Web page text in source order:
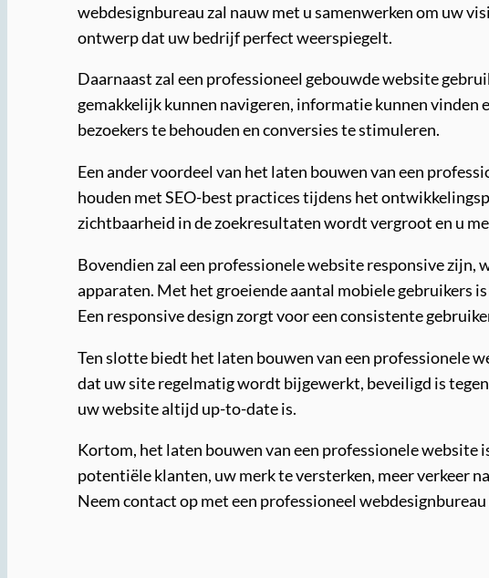
webdesignbureau zal nauw met u samenwerken om uw
ontwerp dat uw bedrijf perfect weerspiegelt.
Daarnaast zal een professioneel gebouwde website
gemakkelijk kunnen navigeren, informatie kunnen vinden
bezoekers te behouden en conversies te stimuleren.
Een ander voordeel van het laten bouwen van een
houden met SEO-best practices tijdens het
zichtbaarheid in de zoekresultaten wordt vergroot en u
Bovendien zal een professionele website responsive
apparaten. Met het groeiende aantal mobiele gebruikers
Een responsive design zorgt voor een consistente
Ten slotte biedt het laten bouwen van een professionele
dat uw site regelmatig wordt bijgewerkt, beveiligd is
uw website altijd up-to-date is.
Kortom, het laten bouwen van een professionele
potentiële klanten, uw merk te versterken, meer verkeer
Neem contact op met een professioneel